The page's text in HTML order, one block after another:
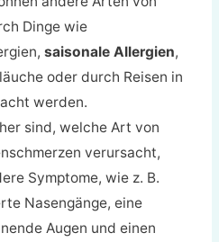
Dinge wie
saisonale Allergien,
oder durch Reisen in
werden.
sind, welche Art von
verursacht,
Symptome, wie z. B.
Nasengänge, eine
Augen und einen